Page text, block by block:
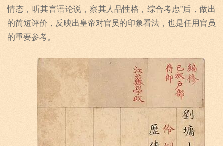
情态，听其言语论说，察其人品性格，综合考虑”后，做出
的简短评价，反映出皇帝对官员的印象看法，也是任用官员
的重要参考。